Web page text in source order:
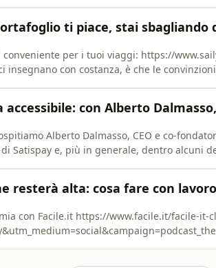
ti piace, stai sbagliando
per i tuoi viaggi:⁠⁠⁠⁠ https://www.saily.com/
insegnano con costanza, è che le
accessibile: con Alberto
Alberto Dalmasso, CEO e co-fondatore di
di Satispay e, più in generale, dentro alcuni
resterà alta: cosa fare con
facile-it-club-come-funziona.html?
#adv Oggi